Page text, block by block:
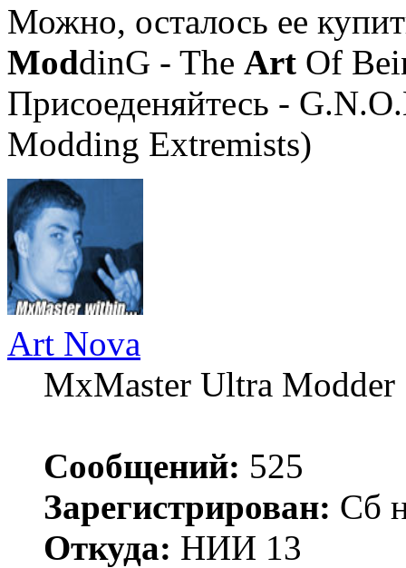
Можно, осталось ее
ModdinG - The Art Of
Присоеденяйтесь -
Modding Extremists)
Art Nova
MxMaster Ultra Modder
Сообщений: 525
Зарегистрирован: Сб
Откуда: НИИ 13